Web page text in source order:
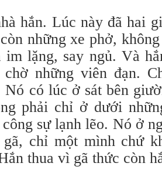
hắn. Lúc này đã hai
những xe phở,
im lặng, say ngủ. Và
những viên đạn.
Nó có lúc ở sát bên
phải chỉ ở dưới
sự lạnh lẽo. Nó ở
gã, chỉ một mình chứ
thua vì gã thức còn